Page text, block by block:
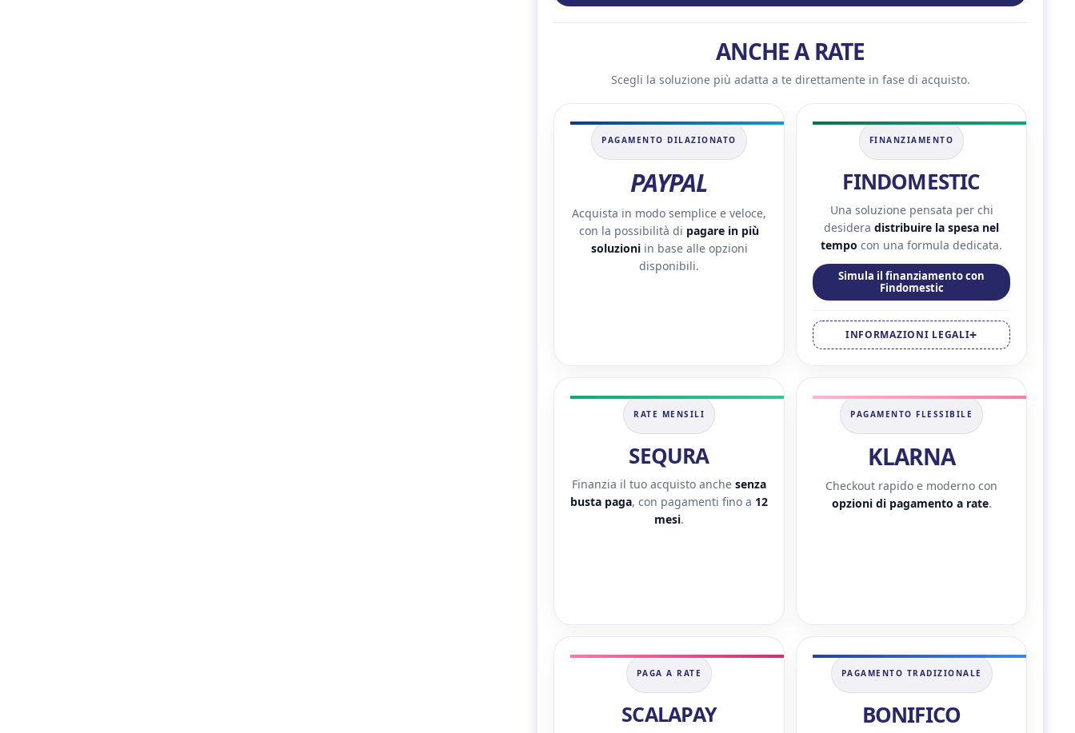
ANCHE A RATE
Scegli la soluzione più adatta a te direttamente in fase di acquisto.
PAGAMENTO DILAZIONATO
PAYPAL
Acquista in modo semplice e veloce,
con la possibilità di pagare in più
soluzioniin base alle opzioni
disponibili.
FINANZIAMENTO
FINDOMESTIC
Una soluzione pensata per chi
desidera distribuire la spesa nel
tempo con una formula dedicata.
Simula il finanziamento con
Findomestic
INFORMAZIONI LEGALI
RATE MENSILI
SEQURA
Finanzia il tuo acquisto anche senza
busta paga, con pagamenti fino a 12
mesi.
PAGAMENTO FLESSIBILE
KLARNA
Checkout rapido e moderno con
opzioni di pagamento a rate.
PAGA A RATE
SCALAPAY
PAGAMENTO TRADIZIONALE
BONIFICO